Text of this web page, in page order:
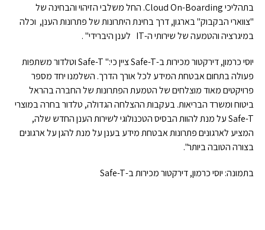
בתהליכי Cloud On-Boarding. החל משלבי הזיהוי והבחינה של
"צווארי הבקבוק" בארגון, דרך בחינת היתרונות של פתרונות הענן, וכלה
במיגרציה והטמעה של שירותי ה-IT לענן היברידי" .
יוסי כרמון, דירקטור מכירות ב-Safe-T ציין כי:" Safe-T וטלדור משתפות
פעולה בתחום אבטחת המידע לכל אורך הדרך. השלמנו יחד מספר
פרויקטים מאוד מוצלחים של הטמעת הפתרונות של החברה בהראל
ביטוח ומשרד הבריאות. בעקבות ההצלחה הגדולה, טלדור בחרה במוצרי
Safe-T על מנת להוות הבסיס הטכנולוגי לשירות הענן החדש שלה,
המציע לארגונים פתרונות אבטחת מידע בענן על מנת להגן על ארגונים
בצורה הטובה ביותר".
בתמונה: יוסי כרמון, דירקטור מכירות ב-Safe-T